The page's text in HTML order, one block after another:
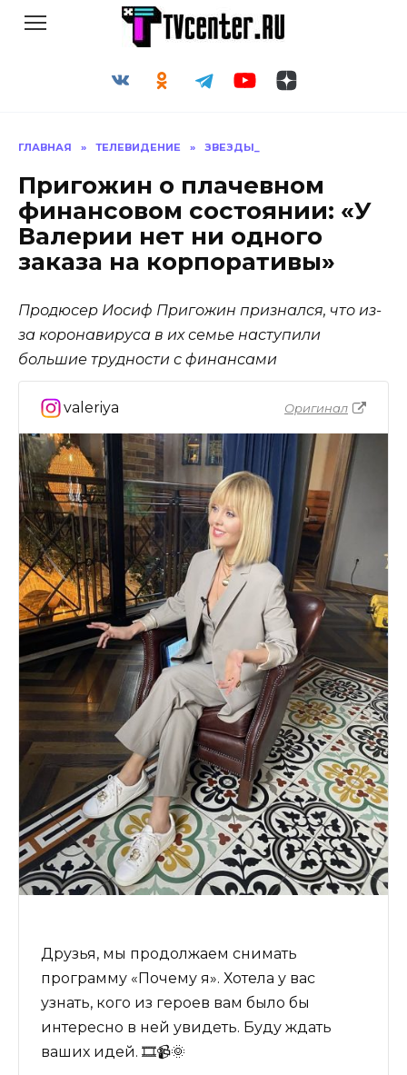
ГЛАВНАЯ » ТЕЛЕВИДЕНИЕ » ЗВЕЗДЫ_
Пригожин о плачевном
финансовом состоянии: «У
Валерии нет ни одного
заказа на корпоративы»
Продюсер Иосиф Пригожин признался, что из-
за коронавируса в их семье наступили
большие трудности с финансами
Друзья, мы продолжаем снимать
программу «Почему я». Хотела у вас
узнать, кого из героев вам было бы
интересно в ней увидеть. Буду ждать
ваших идей. 🎞️📹🌞
Оригинал
valeriya